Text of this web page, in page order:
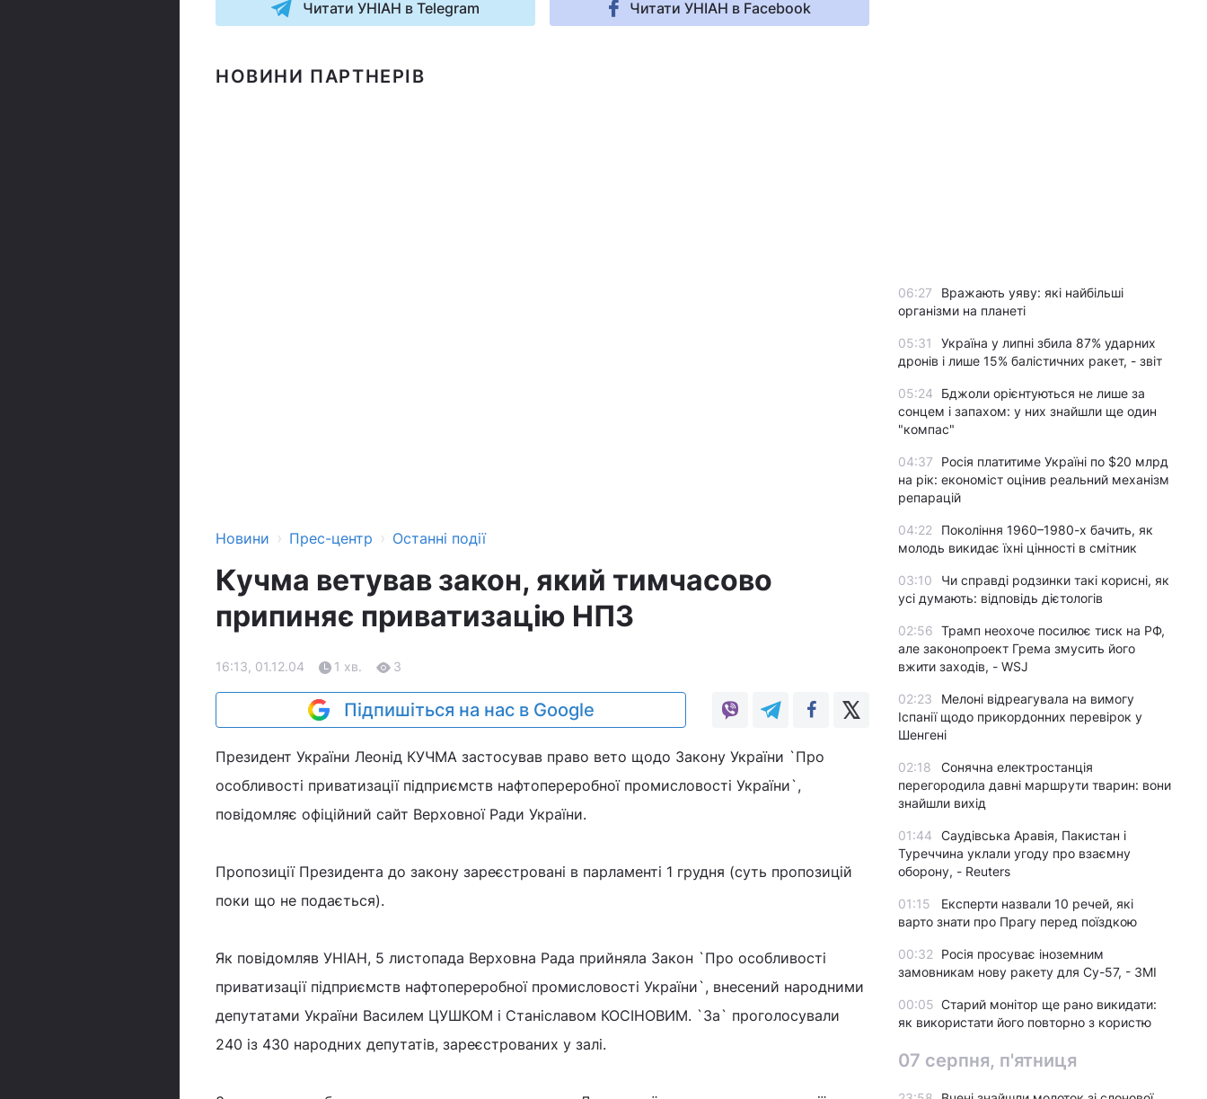
Читати УНІАН в Telegram Читати УНІАН в Facebook
НОВИНИ ПАРТНЕРІВ
Новини › Прес-центр › Останні події
Кучма ветував закон, який тимчасово
припиняє приватизацію НПЗ
16:13, 01.12.04 1 хв. 3
Підпишіться на нас в Google
Президент України Леонід КУЧМА застосував право вето щодо Закону України `Про
особливості приватизації підприємств нафтопереробної промисловості України`,
повідомляє офіційний сайт Верховної Ради України.
Пропозиції Президента до закону зареєстровані в парламенті 1 грудня (суть пропозицій
поки що не подається).
Як повідомляв УНІАН, 5 листопада Верховна Рада прийняла Закон `Про особливості
приватизації підприємств нафтопереробної промисловості України`, внесений народними
депутатами України Василем ЦУШКОМ і Станіславом КОСІНОВИМ. `За` проголосували
240 iз 430 народних депутатів, зареєстрованих у залі.
06:27
Вражають уяву: які найбільші
організми на планеті
05:31
Україна у липні збила 87% ударних
дронів і лише 15% балістичних ракет, - звіт
05:24
Бджоли орієнтуються не лише за
сонцем і запахом: у них знайшли ще один
"компас"
04:37
Росія платитиме Україні по $20 млрд
на рік: економіст оцінив реальний механізм
репарацій
04:22
Покоління 1960–1980-х бачить, як
молодь викидає їхні цінності в смітник
03:10
Чи справді родзинки такі корисні, як
усі думають: відповідь дієтологів
02:56 Трамп неохоче посилює тиск на РФ,
але законопроект Грема змусить його
вжити заходів, - WSJ
02:23
Мелоні відреагувала на вимогу
Іспанії щодо прикордонних перевірок у
Шенгені
02:18
Сонячна електростанція
перегородила давні маршрути тварин: вони
знайшли вихід
01:44
Саудівська Аравія, Пакистан і
Туреччина уклали угоду про взаємну
оборону, - Reuters
01:15
Експерти назвали 10 речей, які
варто знати про Прагу перед поїздкою
00:32
Росія просуває іноземним
замовникам нову ракету для Су-57, - ЗМІ
00:05 Старий монітор ще рано викидати:
як використати його повторно з користю
07 серпня, п'ятниця